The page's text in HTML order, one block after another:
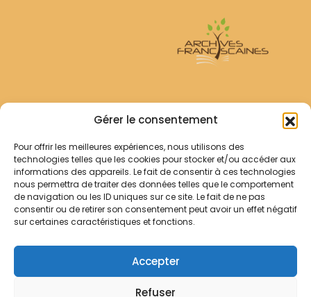
Gérer le consentement
Pour offrir les meilleures expériences, nous utilisons des
technologies telles que les cookies pour stocker et/ou accéder aux
informations des appareils. Le fait de consentir à ces technologies
nous permettra de traiter des données telles que le comportement
de navigation ou les ID uniques sur ce site. Le fait de ne pas
consentir ou de retirer son consentement peut avoir un effet négatif
sur certaines caractéristiques et fonctions.
Accepter
Refuser
Archives Franciscaines
RECHERCHER
Comment chercher ?
Les archives
Notre démarche
Contact